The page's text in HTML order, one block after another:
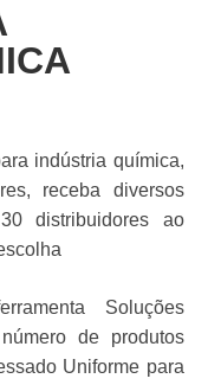
indústria química,
receba diversos
distribuidores ao
Soluções
de produtos
Uniforme para